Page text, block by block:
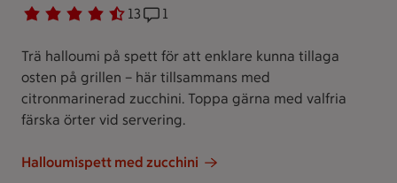
Betyg 4.3 av 5. 13
13 personer har röstatReceptet har 1 kommentarer
1
Trä halloumi på spett för att enklare kunna tillaga
osten på grillen – här tillsammans med
citronmarinerad zucchini. Toppa gärna med valfria
färska örter vid servering.
Halloumispett med zucchini